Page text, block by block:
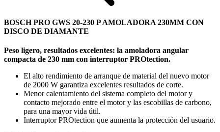
BOSCH PRO GWS 20-230 P AMOLADORA 230MM CON
DISCO DE DIAMANTE
Peso ligero, resultados excelentes: la amoladora angular
compacta de 230 mm con interruptor PROtection.
El alto rendimiento de arranque de material del nuevo motor
de 2000 W garantiza excelentes resultados de corte.
Menor calentamiento del sistema completo del motor y
contacto mejorado entre el motor y las escobillas de carbono,
para una mayor vida útil.
Interruptor PROtection que aumenta la protección del usuario.